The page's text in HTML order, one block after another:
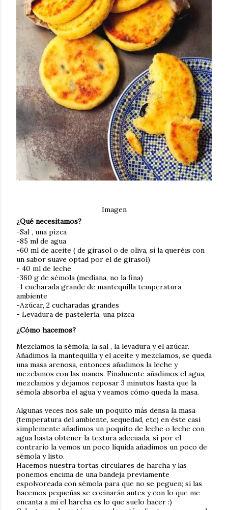
Imagen
¿Qué necesitamos?
-Sal , una pizca
-85 ml de agua
-60 ml de aceite ( de girasol o de oliva, si la queréis con
un sabor suave optad por el de girasol)
- 40 ml de leche
-360 g de sémola (mediana, no la fina)
-1 cucharada grande de mantequilla temperatura
ambiente
-Azúcar, 2 cucharadas grandes
- Levadura de pastelería, una pizca
¿Cómo hacemos?
Mezclamos la sémola, la sal , la levadura y el azúcar.
Añadimos la mantequilla y el aceite y mezclamos, se queda
una masa arenosa, entonces añadimos la leche y
mezclamos con las manos. Finalmente añadimos el agua,
mezclamos y dejamos reposar 3 minutos hasta que la
sémola absorba el agua y veamos cómo queda la masa.
Algunas veces nos sale un poquito más densa la masa
(temperatura del ambiente, sequedad, etc) en éste casi
simplemente añadimos un poquito de leche o leche con
agua hasta obtener la textura adecuada, si por el
contrario la vemos un poco líquida añadimos un poco de
sémola y listo.
Hacemos nuestra tortas circulares de harcha y las
ponemos encima de una bandeja previamente
espolvoreada con sémola para que no se peguen; si las
hacemos pequeñas se cocinarán antes y con lo que me
encanta a mí el harcha es lo que suelo hacer :)